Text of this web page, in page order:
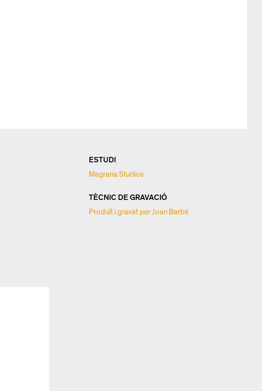
ESTUDI
Magrana Studios
TÈCNIC DE GRAVACIÓ
Produït i gravat per Joan Barbé